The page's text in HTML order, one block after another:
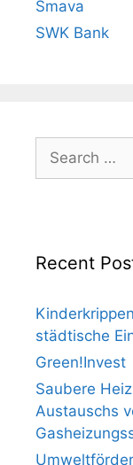
Smava
SWK Bank
for:
Recent
städtische
Green!Invest
Saubere
Austauschs